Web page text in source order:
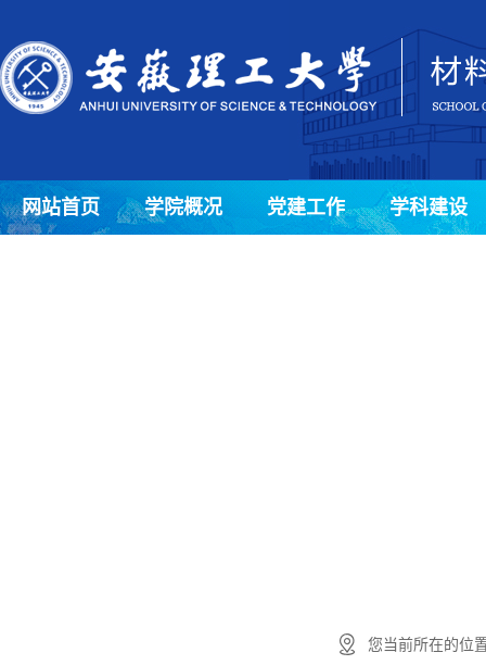
网站首页 学院概况 党建工作 学科建设
您当前所在的位